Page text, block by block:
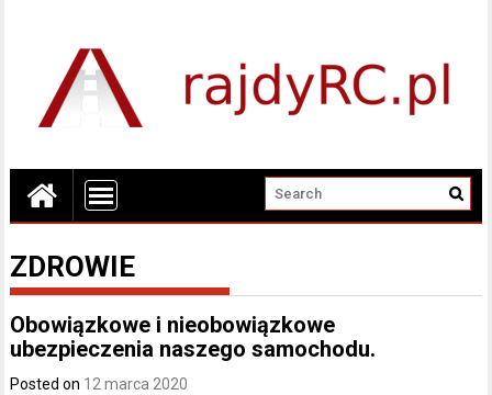
ZDROWIE
Obowiązkowe i nieobowiązkowe
ubezpieczenia naszego samochodu.
Posted on 12 marca 2020